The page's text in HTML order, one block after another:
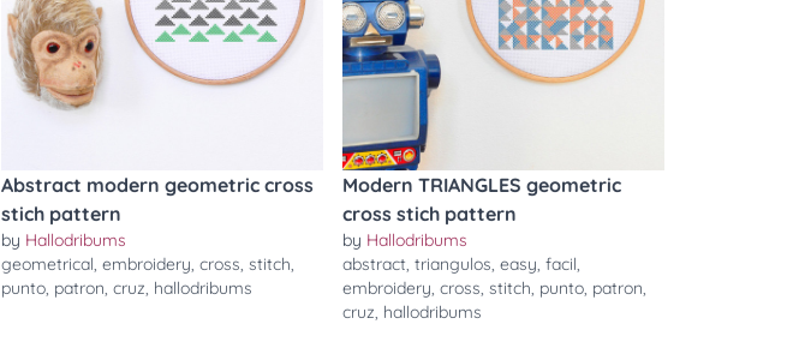
Abstract modern geometric cross
stich pattern
by Hallodribums
geometrical, embroidery, cross, stitch,
punto, patron, cruz, hallodribums
Modern TRIANGLES geometric
cross stich pattern
by Hallodribums
abstract, triangulos, easy, facil,
embroidery, cross, stitch, punto, patron,
cruz, hallodribums